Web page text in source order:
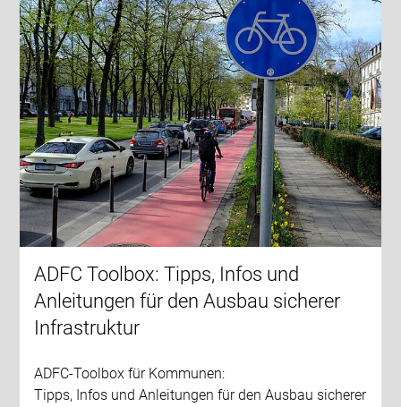
ADFC Toolbox: Tipps, Infos und
Anleitungen für den Ausbau sicherer
Infrastruktur
ADFC-Toolbox für Kommunen:
Tipps, Infos und Anleitungen für den Ausbau sicherer